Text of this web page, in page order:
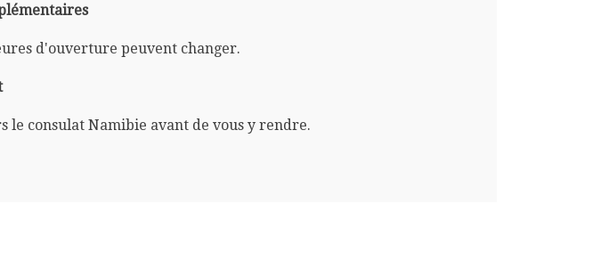
d'ouverture peuvent changer.
le consulat Namibie avant de vous y rendre.